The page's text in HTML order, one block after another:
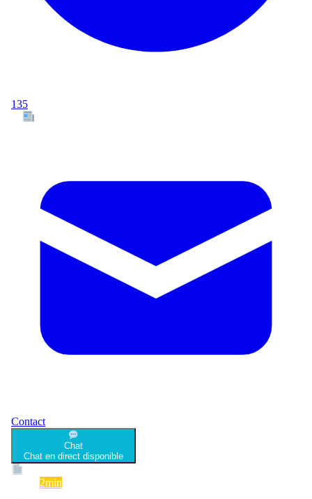
135
Contact
Chat
Chat en direct disponible
2min